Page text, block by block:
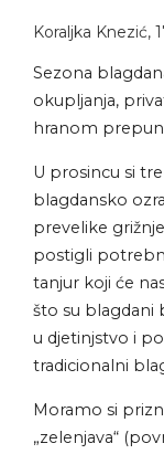
Koraljka Knezić,
Sezona
okupljanja,
hranom
U prosincu si
blagdansko
prevelike
postigli
tanjur koji će
što su blagdani
u djetinjstvo i
tradicionalni
Moramo si
„zelenjava“